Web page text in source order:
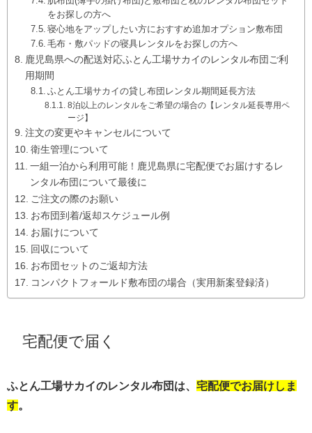
をお探しの方へ
寝心地をアップしたい方におすすめ追加オプション敷布団
毛布・敷パッドの寝具レンタルをお探しの方へ
鹿児島県への配送対応ふとん工場サカイのレンタル布団ご利
用期間
ふとん工場サカイの貸し布団レンタル期間延長方法
8泊以上のレンタルをご希望の場合の【レンタル延長専用ペ
ージ】
注文の変更やキャンセルについて
衛生管理について
一組一泊から利用可能！鹿児島県に宅配便でお届けするレ
ンタル布団について最後に
ご注文の際のお願い
お布団到着/返却スケジュール例
お届けについて
回収について
お布団セットのご返却方法
コンパクトフォールド敷布団の場合（実用新案登録済）
宅配便で届く
ふとん工場サカイのレンタル布団は、 宅配便でお届けしま
す。